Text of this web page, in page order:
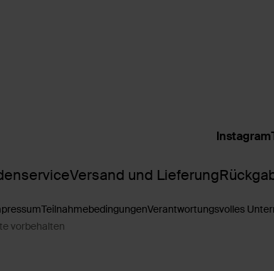
Versand und Lieferung
Instagram
TeilnahmebedingungenVerantwortungsvolles
vorbehalten